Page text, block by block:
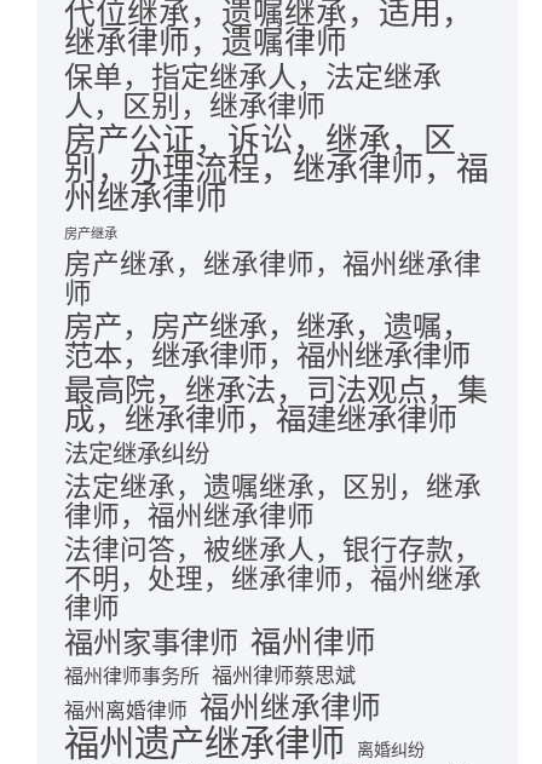
代位继承，遗嘱继承，适用，
继承律师，遗嘱律师
保单，指定继承人，法定继承
人，区别，继承律师
房产公证，诉讼，继承，区
别，办理流程，继承律师，福
州继承律师
房产继承
房产继承，继承律师，福州继承律
师
房产，房产继承，继承，遗嘱，
范本，继承律师，福州继承律师
最高院，继承法，司法观点，集
成，继承律师，福建继承律师
法定继承纠纷
法定继承，遗嘱继承，区别，继承
律师，福州继承律师
法律问答，被继承人，银行存款，
不明，处理，继承律师，福州继承
律师
福州家事律师 福州律师
福州律师事务所 福州律师蔡思斌
福州离婚律师 福州继承律师
福州遗产继承律师 离婚纠纷